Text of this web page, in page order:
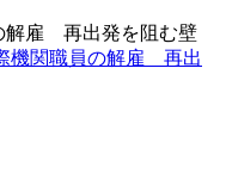
解雇 再出発を阻む壁
機関職員の解雇 再出